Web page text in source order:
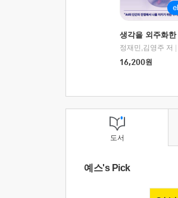
생각을 외주화
정재민,김영주 저
16,200원
도서
예스's Pick